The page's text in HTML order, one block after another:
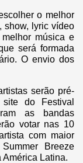
o melhor
show, lyric vídeo
música e
será formada
O envio dos
serão pré-
do Festival
as bandas
votar nas 10
com maior
Breeze
América Latina.